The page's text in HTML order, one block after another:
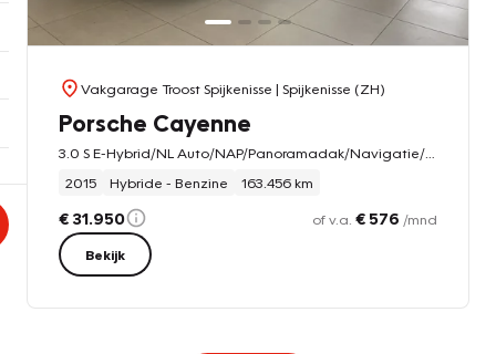
Vakgarage Troost Spijkenisse | Spijkenisse (ZH)
Porsche Cayenne
2015
Hybride - Benzine 163.456 km
€ 31.950 of v.a. € 576 /mnd
Bekijk